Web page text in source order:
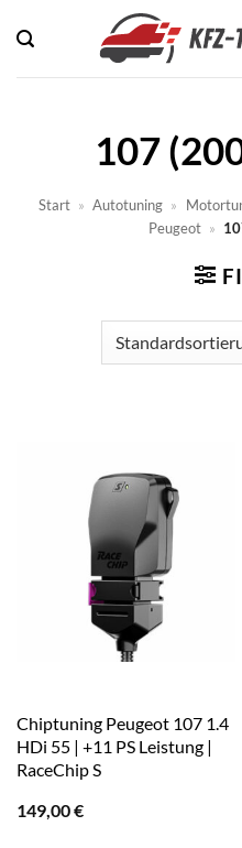
Inhalt
springen
107
Start » Autotuning »
Peugeot »
Chiptuning Peugeot 107 1.4
HDi 55 | +11 PS Leistung |
RaceChip S
149,00€